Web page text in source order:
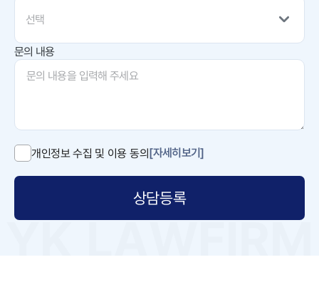
선택
문의 내용
개인정보 수집 및 이용 동의[자세히보기]
상담등록